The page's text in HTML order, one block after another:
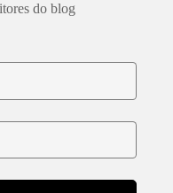
do blog